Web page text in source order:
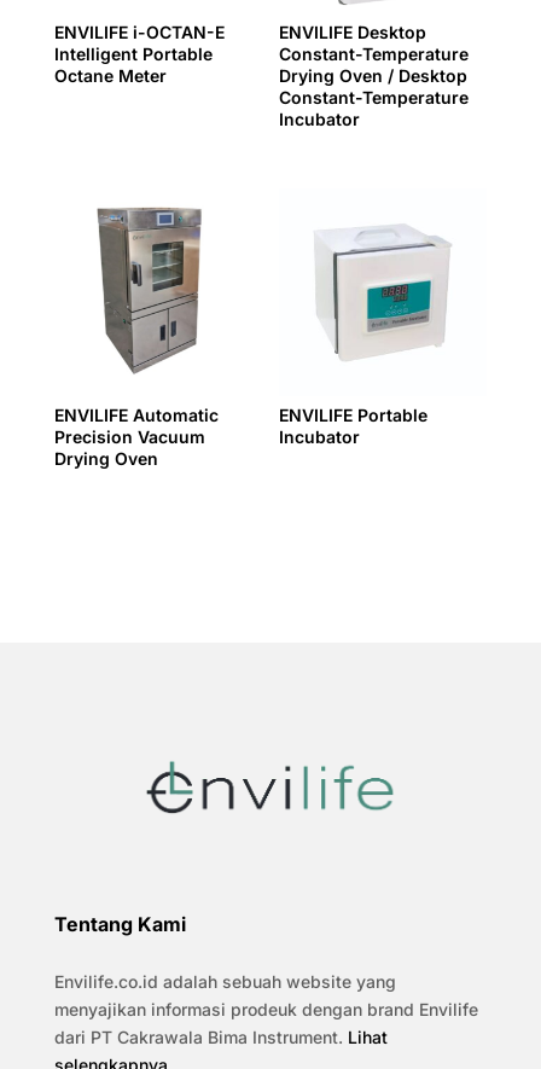
ENVILIFE i-OCTAN-E
Intelligent Portable
Octane Meter
ENVILIFE Desktop
Constant-Temperature
Drying Oven / Desktop
Constant-Temperature
Incubator
ENVILIFE Automatic
Precision Vacuum
Drying Oven
ENVILIFE Portable
Incubator
Tentang Kami
Envilife.co.id adalah sebuah website yang
menyajikan informasi prodeuk dengan brand Envilife
dari PT Cakrawala Bima Instrument. Lihat
selengkapnya